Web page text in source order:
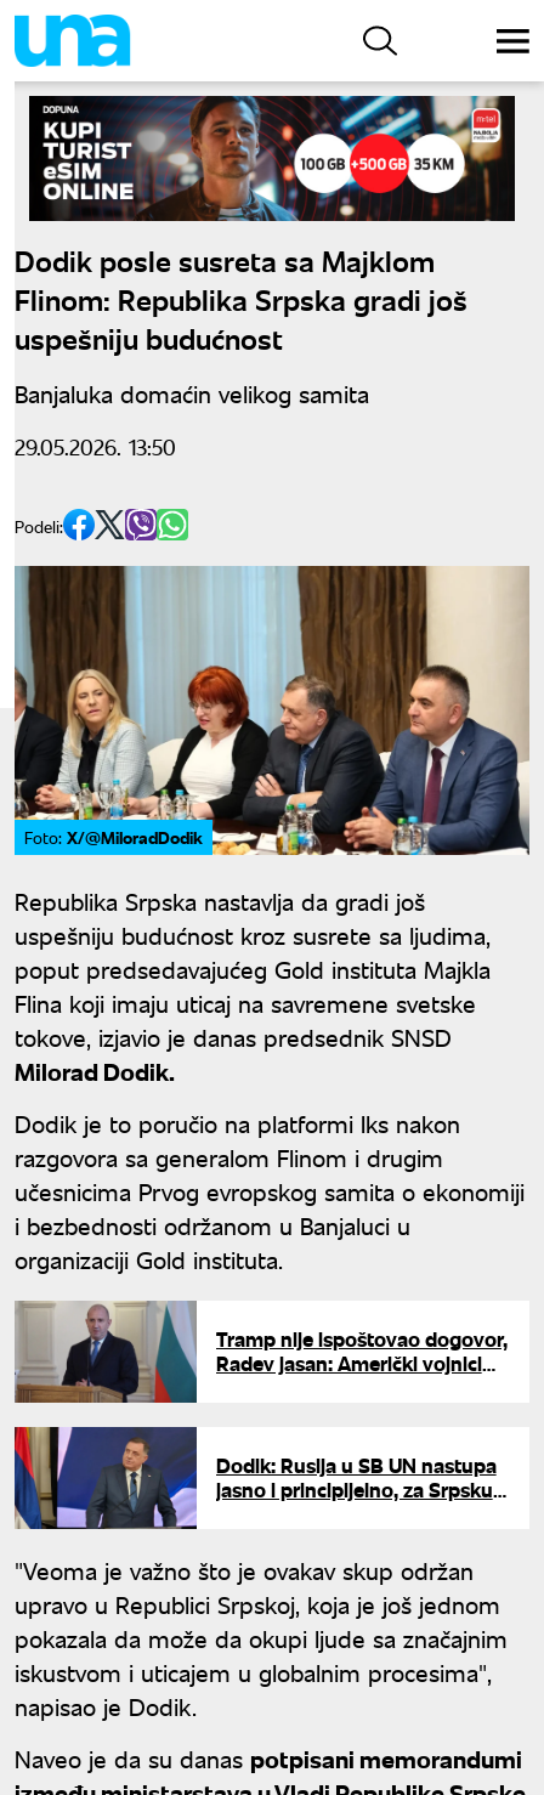
Dodik posle susreta sa Majklom
Flinom: Republika Srpska gradi još
uspešniju budućnost
Banjaluka domaćin velikog samita
29.05.2026. 13:50
Podeli:
Foto: X/@MiloradDodik
Republika Srpska nastavlja da gradi još
uspešniju budućnost kroz susrete sa ljudima,
poput predsedavajućeg Gold instituta Majkla
Flina koji imaju uticaj na savremene svetske
tokove, izjavio je danas predsednik SNSD
Milorad Dodik.
Dodik je to poručio na platformi Iks nakon
razgovora sa generalom Flinom i drugim
učesnicima Prvog evropskog samita o ekonomiji
i bezbednosti održanom u Banjaluci u
organizaciji Gold instituta.
Tramp nije ispoštovao dogovor,
Radev jasan: Američki vojnici
Dodik: Rusija u SB UN nastupa
jasno i principijelno, za Srpsku
"Veoma je važno što je ovakav skup održan
upravo u Republici Srpskoj, koja je još jednom
pokazala da može da okupi ljude sa značajnim
iskustvom i uticajem u globalnim procesima",
napisao je Dodik.
Naveo je da su danas potpisani memorandumi